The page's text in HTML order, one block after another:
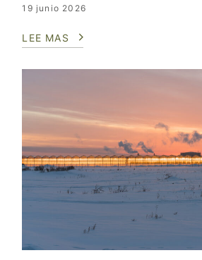
19 junio 2026
LEE MAS